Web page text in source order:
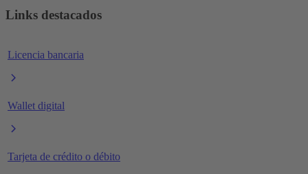
Links destacados
Licencia bancaria
Wallet digital
Tarjeta de crédito o débito